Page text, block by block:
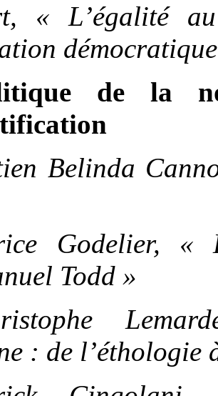
« L’égalité
de la
Belinda
Godelier, «
Todd »
: de l’éthologie